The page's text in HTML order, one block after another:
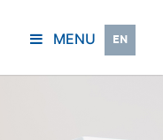
MENU EN